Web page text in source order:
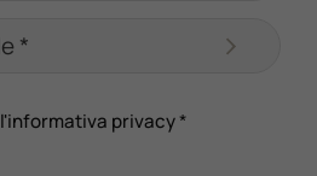
l'informativa privacy*